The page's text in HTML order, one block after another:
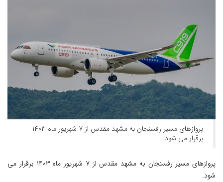
پروازهای مسیر رفسنجان به مشهد مقدس از ۷ شهریور ماه ۱۴۰۳
برقرار می شود.
پروازهای مسیر رفسنجان به مشهد مقدس از ۷ شهریور ماه ۱۴۰۳ برقرار می
شود.